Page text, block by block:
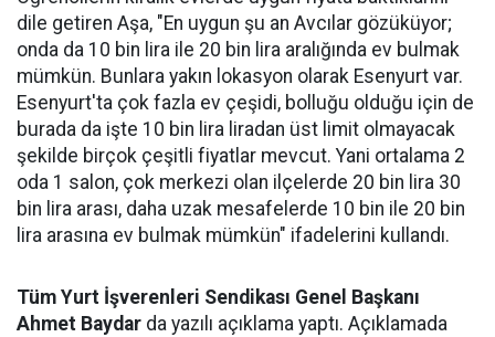
dile getiren Aşa, "En uygun şu an Avcılar gözüküyor;
onda da 10 bin lira ile 20 bin lira aralığında ev bulmak
mümkün. Bunlara yakın lokasyon olarak Esenyurt var.
Esenyurt'ta çok fazla ev çeşidi, bolluğu olduğu için de
burada da işte 10 bin lira liradan üst limit olmayacak
şekilde birçok çeşitli fiyatlar mevcut. Yani ortalama 2
oda 1 salon, çok merkezi olan ilçelerde 20 bin lira 30
bin lira arası, daha uzak mesafelerde 10 bin ile 20 bin
lira arasına ev bulmak mümkün" ifadelerini kullandı.
Tüm Yurt İşverenleri Sendikası Genel Başkanı
Ahmet Baydar da yazılı açıklama yaptı. Açıklamada